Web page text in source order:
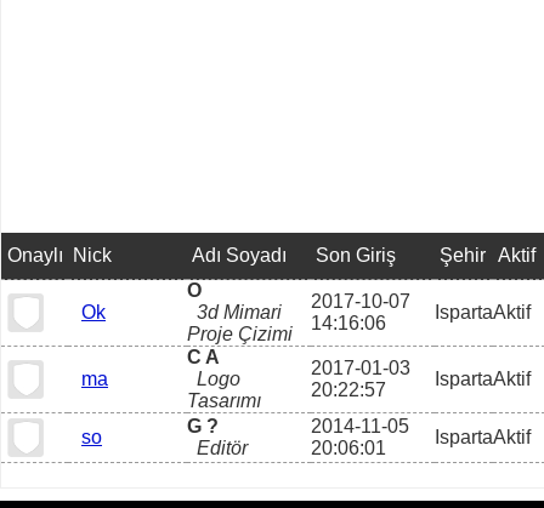
Onaylı Nick Adı Soyadı Son Giriş Şehir Aktif
Ok
O
3d Mimari
Proje Çizimi
2017-10-07
14:16:06
IspartaAktif
ma
C A
Logo
Tasarımı
2017-01-03
20:22:57
IspartaAktif
so
G ?
Editör
2014-11-05
20:06:01
IspartaAktif